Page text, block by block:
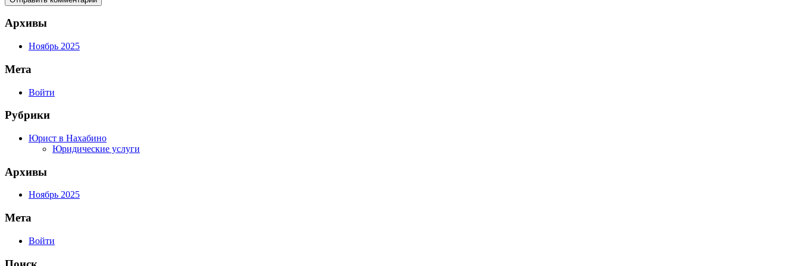
Архивы
Ноябрь 2025
Мета
Войти
Рубрики
Юрист в Нахабино
Юридические услуги
Архивы
Ноябрь 2025
Мета
Войти